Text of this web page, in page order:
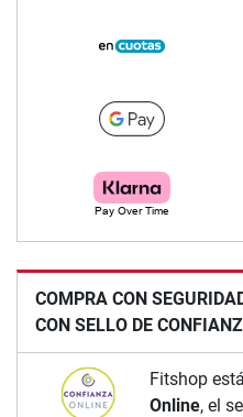
COMPRA CON
CON SELLO DE
Fitshop
Online, el